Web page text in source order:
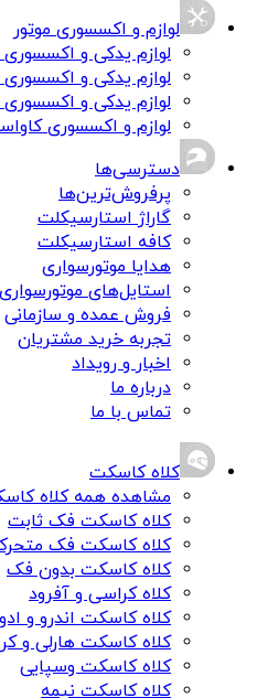
لوازم و اکسسوری موتور
لوازم یدکی و اکسسوری
لوازم یدکی و اکسسوری
لوازم یدکی و اکسسوری
لوازم و اکسسوری
دسترسی‌ها
پرفروش‌ترین‌ها
گاراژ استارسیکلت
کافه استارسیکلت
هدایا موتورسواری
استایل‌های موتورسواری
فروش عمده و سازمانی
تجربه خرید مشتریان
اخبار و رویداد
درباره ما
تماس با ما
کلاه کاسکت
مشاهده همه کلاه
کلاه کاسکت فک ثابت
کلاه کاسکت فک
کلاه کاسکت بدون فک
کلاه کراسی و آفرود
کلاه کاسکت اندرو و
کلاه کاسکت هارلی و
کلاه کاسکت وسپایی
کلاه کاسکت نیمه